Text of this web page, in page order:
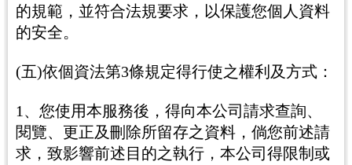
的規範，並符合法規要求，以保護您個人資料
的安全。
(五)依個資法第3條規定得行使之權利及方式：
1、您使用本服務後，得向本公司請求查詢、
閱覽、更正及刪除所留存之資料，倘您前述請
求，致影響前述目的之執行，本公司得限制或